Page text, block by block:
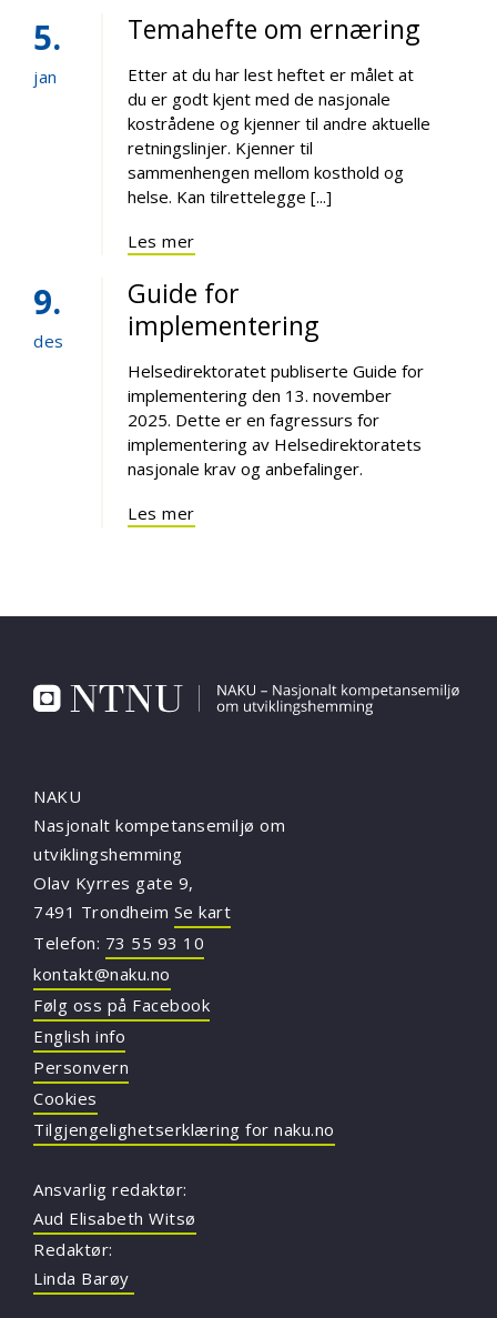
5
jan
Temahefte om ernæring
Etter at du har lest heftet er målet at
du er godt kjent med de nasjonale
kostrådene og kjenner til andre aktuelle
retningslinjer. Kjenner til
sammenhengen mellom kosthold og
helse. Kan tilrettelegge [...]
Les mer
9
des
Guide for
implementering
Helsedirektoratet publiserte Guide for
implementering den 13. november
2025. Dette er en fagressurs for
implementering av Helsedirektoratets
nasjonale krav og anbefalinger.
Les mer
NAKU
Nasjonalt kompetansemiljø om
utviklingshemming
Olav Kyrres gate 9,
7491 Trondheim Se kart
Telefon: 73 55 93 10
kontakt@naku.no
Følg oss på Facebook
English info
Personvern
Cookies
Tilgjengelighetserklæring for naku.no
Ansvarlig redaktør:
Aud Elisabeth Witsø
Redaktør:
Linda Barøy